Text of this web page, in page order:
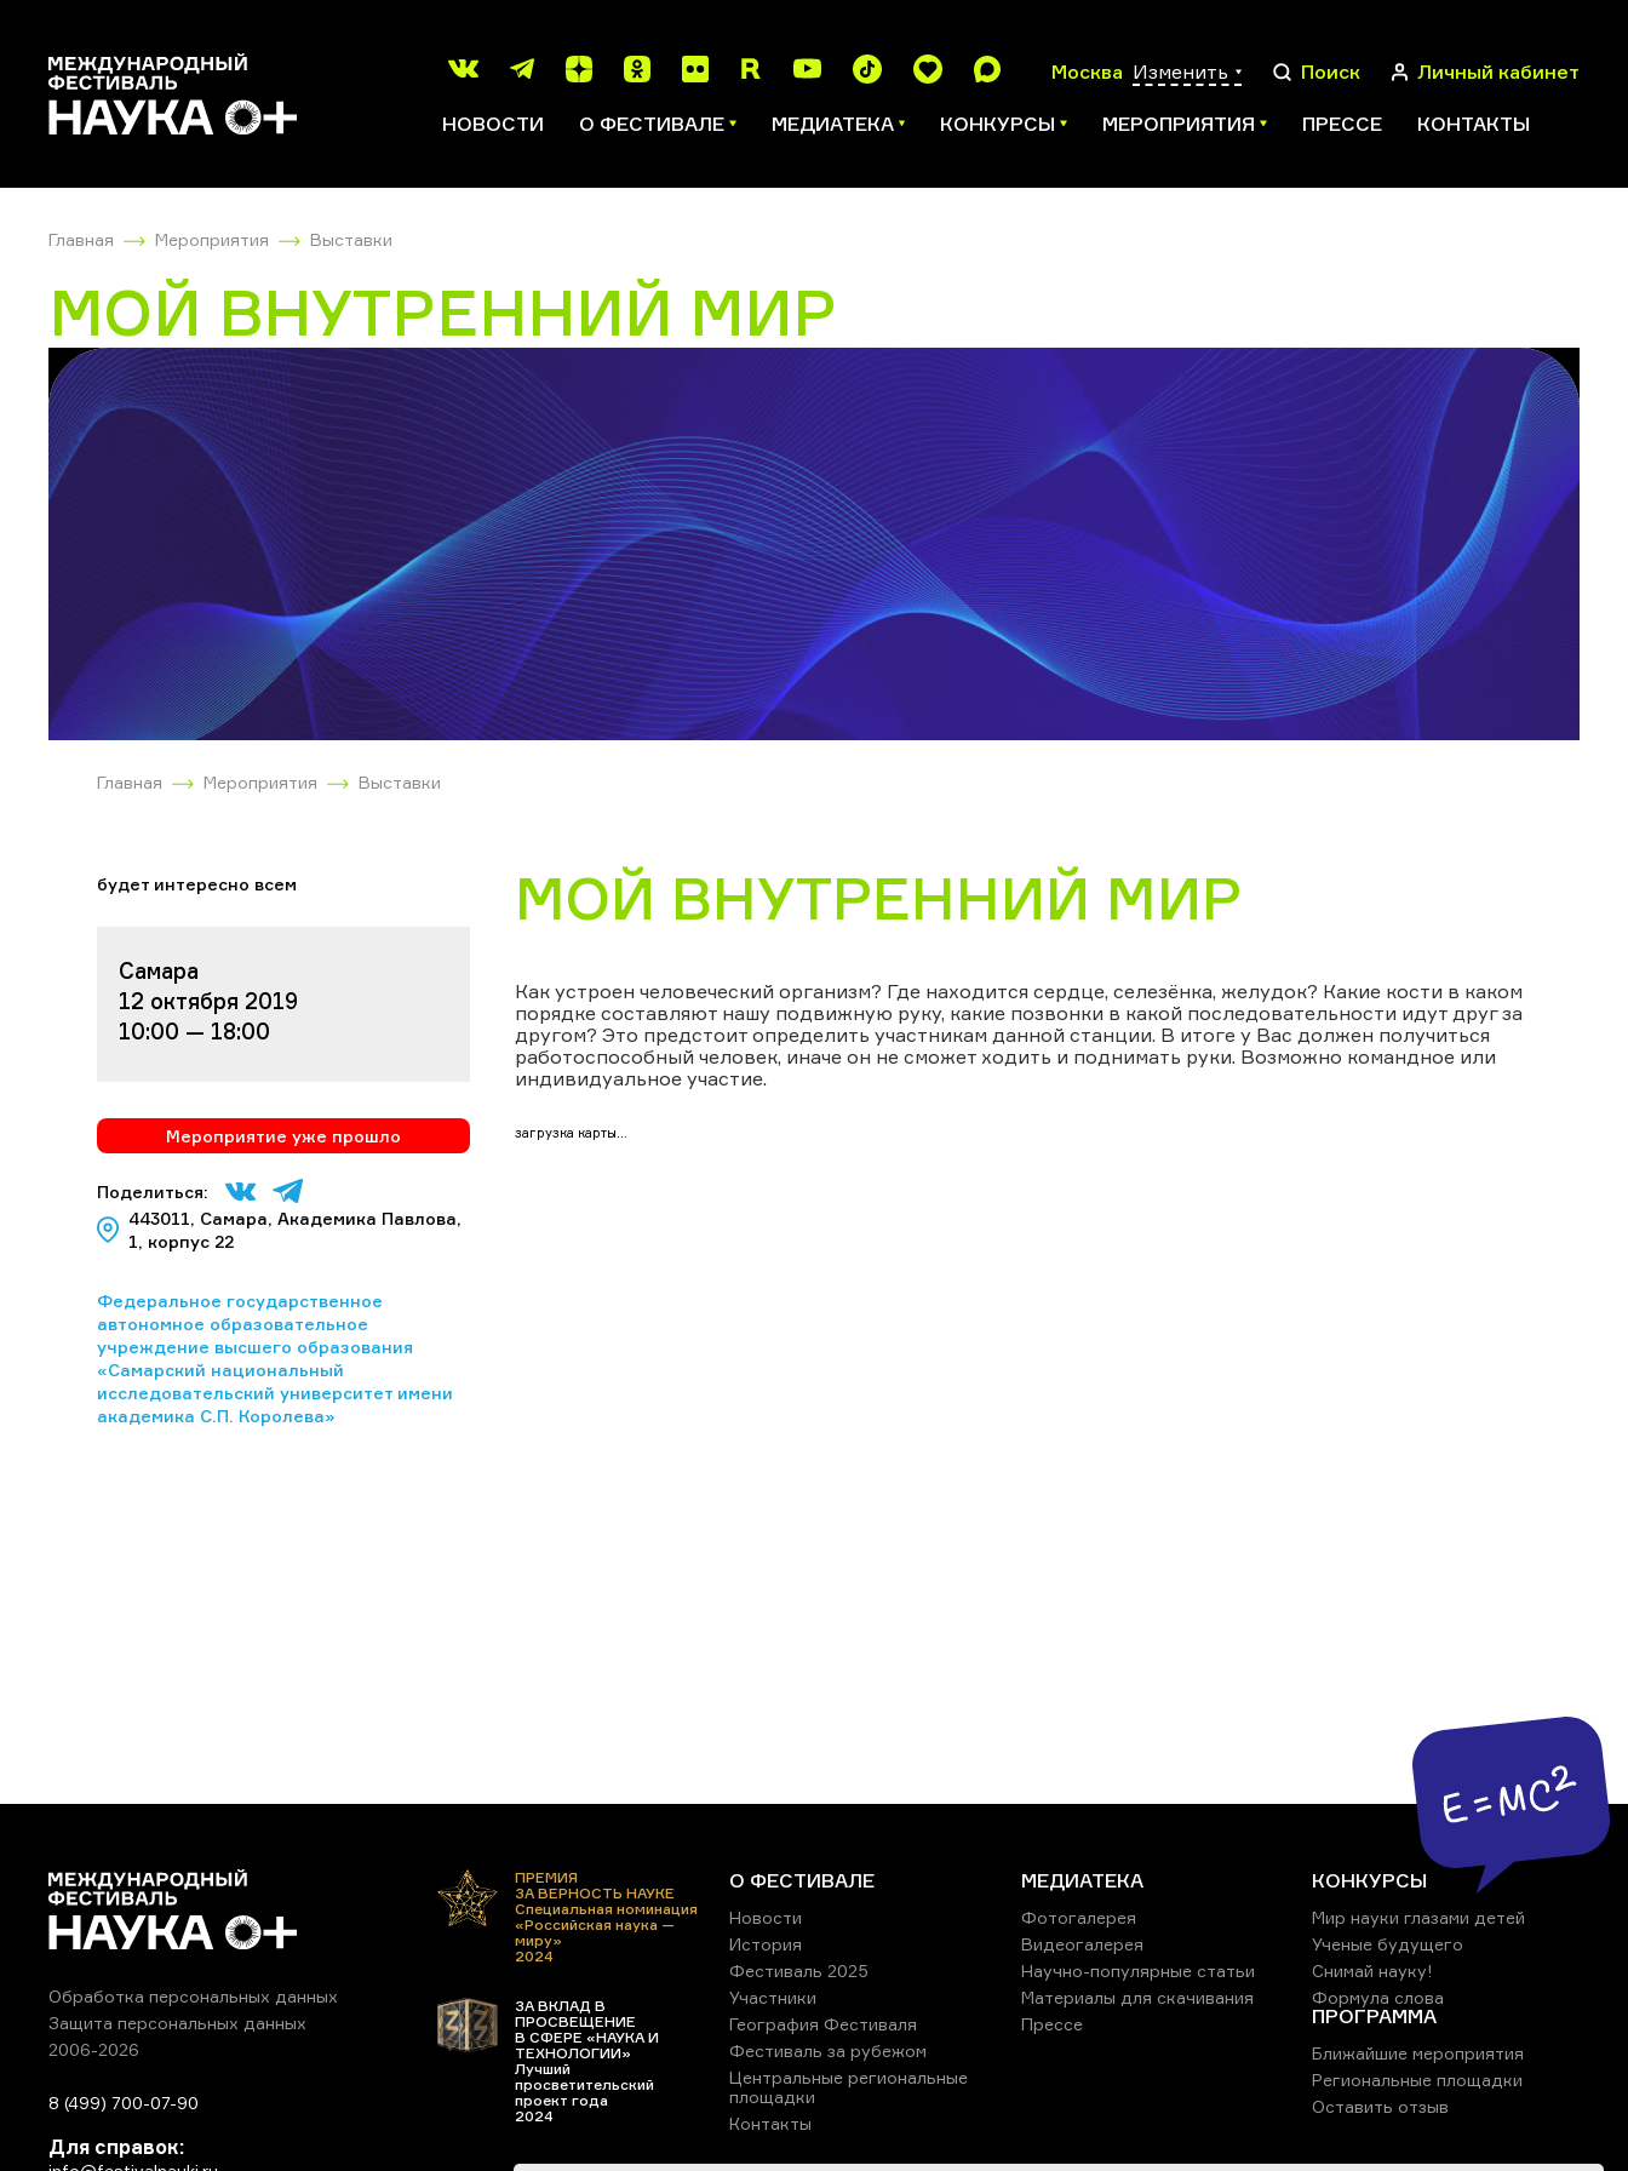
Москва Изменить Поиск Личный кабинет
НОВОСТИ О ФЕСТИВАЛЕ МЕДИАТЕКА КОНКУРСЫ МЕРОПРИЯТИЯ ПРЕССЕ КОНТАКТЫ
Главная Мероприятия Выставки
МОЙ ВНУТРЕННИЙ МИР
Главная Мероприятия Выставки
будет интересно всем
Самара
12 октября 2019
10:00 — 18:00
Мероприятие уже прошло
Поделиться:
443011, Самара, Академика Павлова,
1, корпус 22
Федеральное государственное
автономное образовательное
учреждение высшего образования
«Самарский национальный
исследовательский университет имени
академика С.П. Королева»
МОЙ ВНУТРЕННИЙ МИР
Как устроен человеческий организм? Где находится сердце, селезёнка, желудок? Какие кости в каком
порядке составляют нашу подвижную руку, какие позвонки в какой последовательности идут друг за
другом? Это предстоит определить участникам данной станции. В итоге у Вас должен получиться
работоспособный человек, иначе он не сможет ходить и поднимать руки. Возможно командное или
индивидуальное участие.
загрузка карты...
Обработка персональных данных
Защита персональных данных
2006-2026
8 (499) 700-07-90
Для справок:
ПРЕМИЯ
ЗА ВЕРНОСТЬ НАУКЕ
Специальная номинация
«Российская наука —
миру»
2024
ЗА ВКЛАД В
ПРОСВЕЩЕНИЕ
В СФЕРЕ «НАУКА И
ТЕХНОЛОГИИ»
Лучший
просветительский
проект года
2024
О ФЕСТИВАЛЕ
Новости
История
Фестиваль 2025
Участники
География Фестиваля
Фестиваль за рубежом
Центральные региональные
площадки
Контакты
МЕДИАТЕКА
Фотогалерея
Видеогалерея
Научно-популярные статьи
Материалы для скачивания
Прессе
КОНКУРСЫ
Мир науки глазами детей
Ученые будущего
Снимай науку!
Формула слова
ПРОГРАММА
Ближайшие мероприятия
Региональные площадки
Оставить отзыв